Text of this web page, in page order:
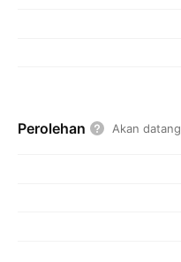
Perolehan Akan datang